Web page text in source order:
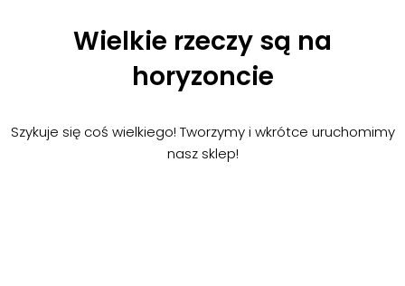
Wielkie rzeczy są na
horyzoncie
Szykuje się coś wielkiego! Tworzymy i wkrótce uruchomimy
nasz sklep!